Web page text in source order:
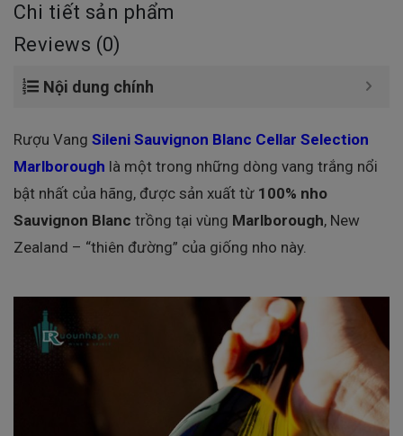
Chi tiết sản phẩm
Reviews (0)
Nội dung chính
Rượu Vang Sileni Sauvignon Blanc Cellar Selection
Marlborough là một trong những dòng vang trắng nổi
bật nhất của hãng, được sản xuất từ 100% nho
Sauvignon Blanc trồng tại vùng Marlborough, New
Zealand – “thiên đường” của giống nho này.